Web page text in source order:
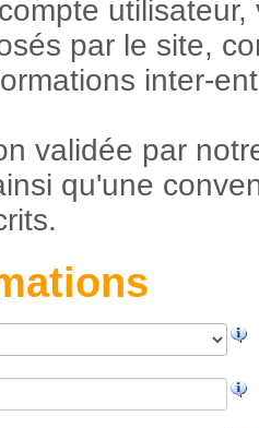
par le site,
inter-
validée par
qu'une